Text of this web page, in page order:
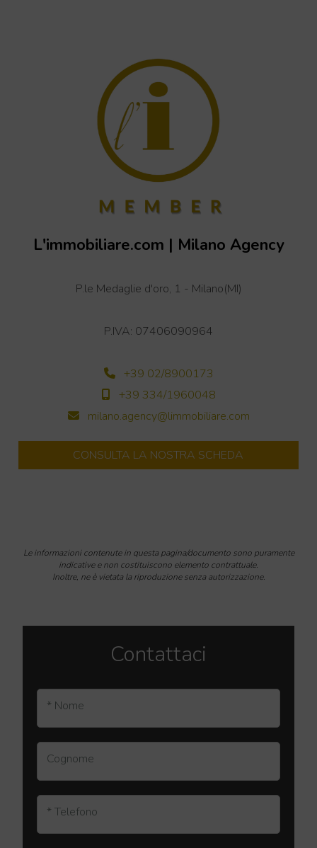
L'immobiliare.com | Milano Agency
P.le Medaglie d'oro, 1 - Milano(MI)
P.IVA: 07406090964
+39 02/8900173
+39 334/1960048
milano.agency@limmobiliare.com
CONSULTA LA NOSTRA SCHEDA
Le informazioni contenute in questa pagina/documento sono puramente
indicative e non costituiscono elemento contrattuale.
Inoltre, ne è vietata la riproduzione senza autorizzazione.
Contattaci
* Nome
Cognome
* Telefono